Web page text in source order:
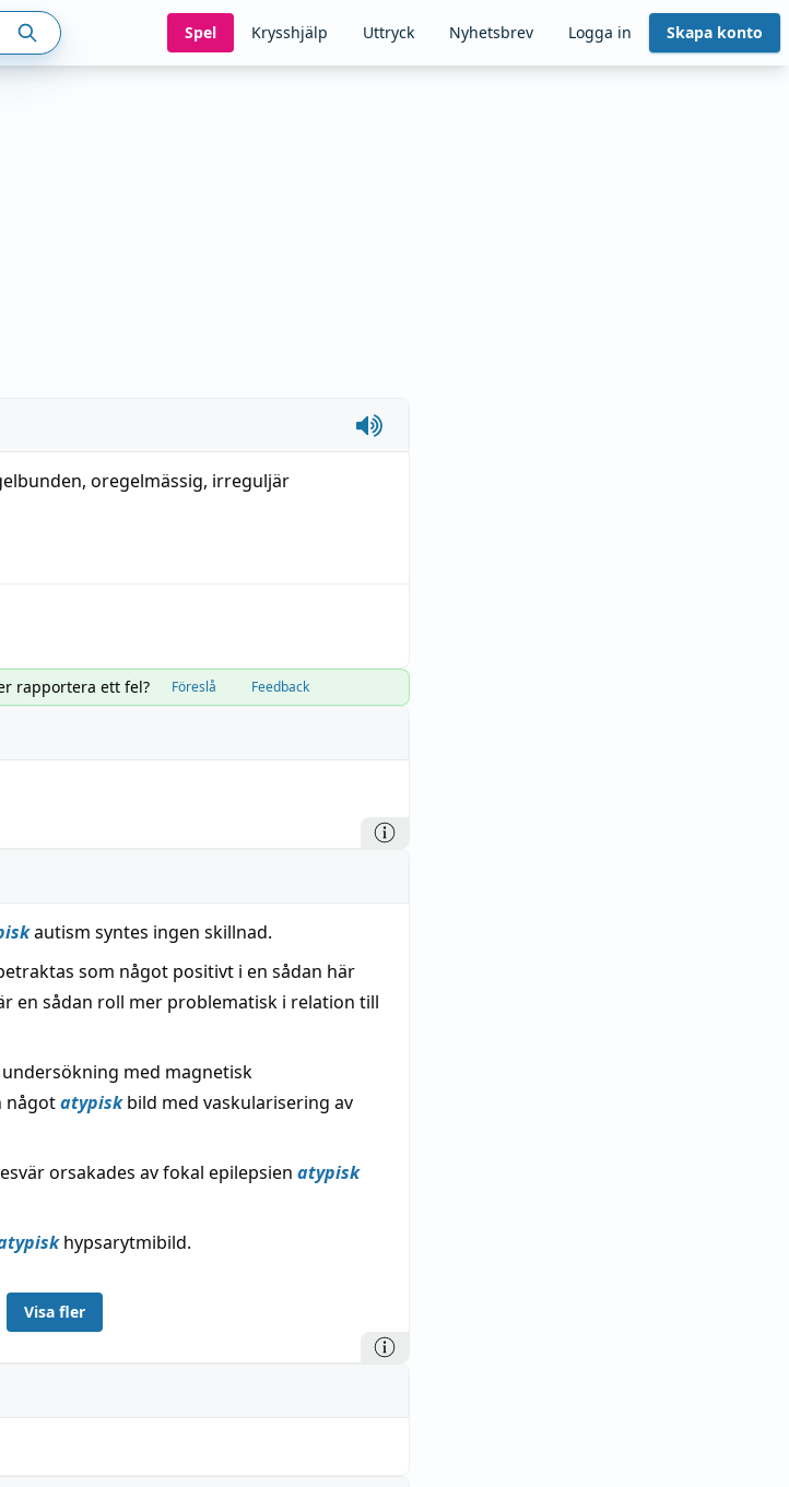
Spel Krysshjälp Uttryck Nyhetsbrev Logga in Skapa konto
, oregelmässig, irreguljär
rapportera ett fel? Föreslå Feedback
autism syntes ingen skillnad.
som något positivt i en sådan här
en sådan roll mer problematisk i relation till
med magnetisk
någotatypiskbild med vaskularisering av
orsakades av fokal epilepsien atypisk
hypsarytmibild.
Visa fler